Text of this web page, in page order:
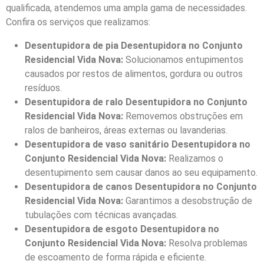
qualificada, atendemos uma ampla gama de necessidades.
Confira os serviços que realizamos:
Desentupidora de pia Desentupidora no Conjunto
Residencial Vida Nova: Solucionamos entupimentos
causados por restos de alimentos, gordura ou outros
resíduos.
Desentupidora de ralo Desentupidora no Conjunto
Residencial Vida Nova: Removemos obstruções em
ralos de banheiros, áreas externas ou lavanderias.
Desentupidora de vaso sanitário Desentupidora no
Conjunto Residencial Vida Nova: Realizamos o
desentupimento sem causar danos ao seu equipamento.
Desentupidora de canos Desentupidora no Conjunto
Residencial Vida Nova: Garantimos a desobstrução de
tubulações com técnicas avançadas.
Desentupidora de esgoto Desentupidora no
Conjunto Residencial Vida Nova: Resolva problemas
de escoamento de forma rápida e eficiente.